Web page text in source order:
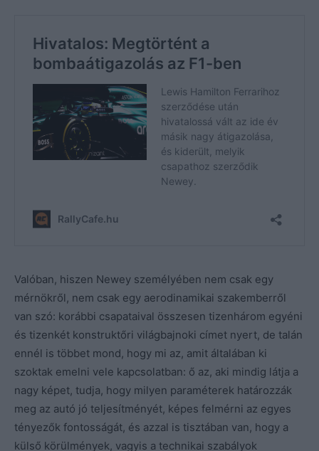
Valóban, hiszen Newey személyében nem csak egy
mérnökről, nem csak egy aerodinamikai szakemberről
van szó: korábbi csapataival összesen tizenhárom egyéni
és tizenkét konstruktőri világbajnoki címet nyert, de talán
ennél is többet mond, hogy mi az, amit általában ki
szoktak emelni vele kapcsolatban: ő az, aki mindig látja a
nagy képet, tudja, hogy milyen paraméterek határozzák
meg az autó jó teljesítményét, képes felmérni az egyes
tényezők fontosságát, és azzal is tisztában van, hogy a
külső körülmények, vagyis a technikai szabályok